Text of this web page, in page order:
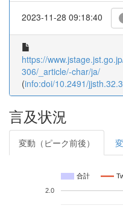
2023-11-28 09:18:40
https://
306/_article/-char/ja/
(info:doi/10.2491/
言及状況
変動（ピーク前後）
合計
2.0